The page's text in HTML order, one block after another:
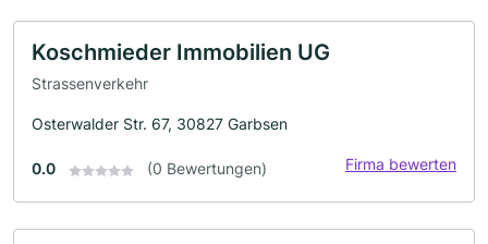
Koschmieder Immobilien UG
Strassenverkehr
Osterwalder Str. 67, 30827 Garbsen
0.0 (0 Bewertungen) Firma bewerten